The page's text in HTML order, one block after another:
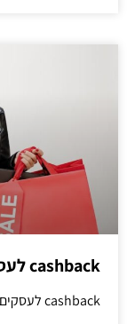
cashback לעסקים: איך החזר קטן יוצר יתרון גדול
cashback לעסקים: איך החזר קטן יוצר יתרון גדול